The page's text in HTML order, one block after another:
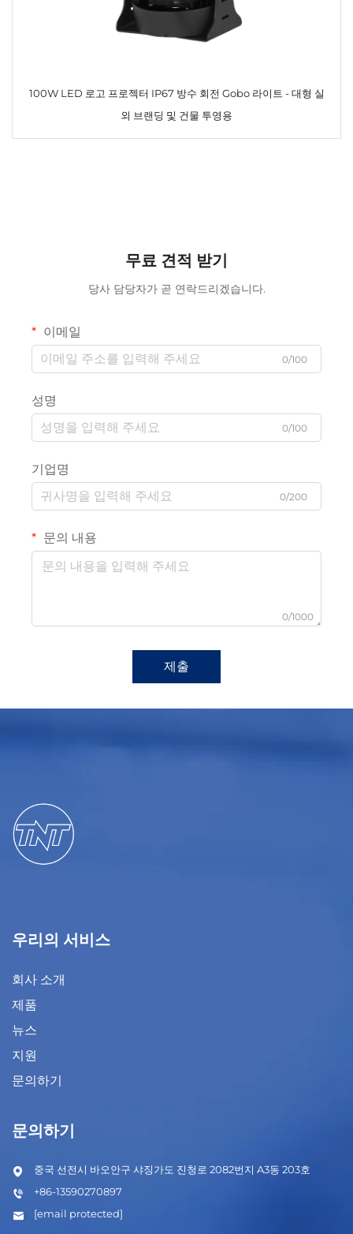
100W LED 로고 프로젝터 IP67 방수 회전 Gobo 라이트 - 대형 실
외 브랜딩 및 건물 투영용
무료 견적 받기
당사 담당자가 곧 연락드리겠습니다.
이메일
0/100
성명
0/100
기업명
0/200
문의 내용
0/1000
제출
우리의 서비스
회사 소개
제품
뉴스
지원
문의하기
문의하기
중국 선전시 바오안구 샤징가도 진청로 2082번지 A3동 203호
+86-13590270897
[email protected]